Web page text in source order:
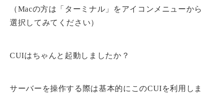
（Macの方は「ターミナル」をアイコンメニューから
選択してみてください）
CUIはちゃんと起動しましたか？
サーバーを操作する際は基本的にこのCUIを利用しま